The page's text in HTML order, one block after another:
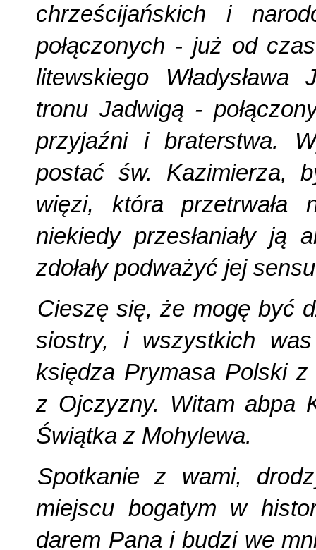
chrześcijańskich i
połączonych - już od
litewskiego Władysława
tronu Jadwigą -
przyjaźni i braterstwa.
postać św. Kazimierza,
więzi, która przetrwała
niekiedy przesłaniały ją
zdołały podważyć jej
Cieszę się, że mogę być
siostry, i wszystkich
księdza Prymasa Polski z
z Ojczyzny. Witam abpa
Świątka z Mohylewa.
Spotkanie z wami,
miejscu bogatym w
darem Pana i budzi we